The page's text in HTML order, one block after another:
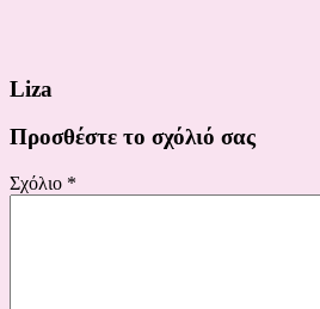
Liza
Προσθέστε το σχόλιό σας
Σχόλιο *